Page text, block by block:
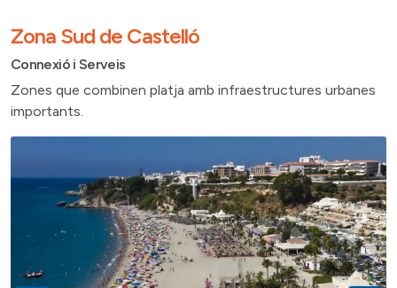
Zona Sud de Castelló
Connexió i Serveis
Zones que combinen platja amb infraestructures urbanes
importants.